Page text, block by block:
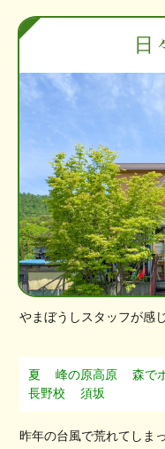
日
やまぼうしスタッフが感
夏 峰の原高原 森で
長野校
須坂
昨年の台風で荒れてしま